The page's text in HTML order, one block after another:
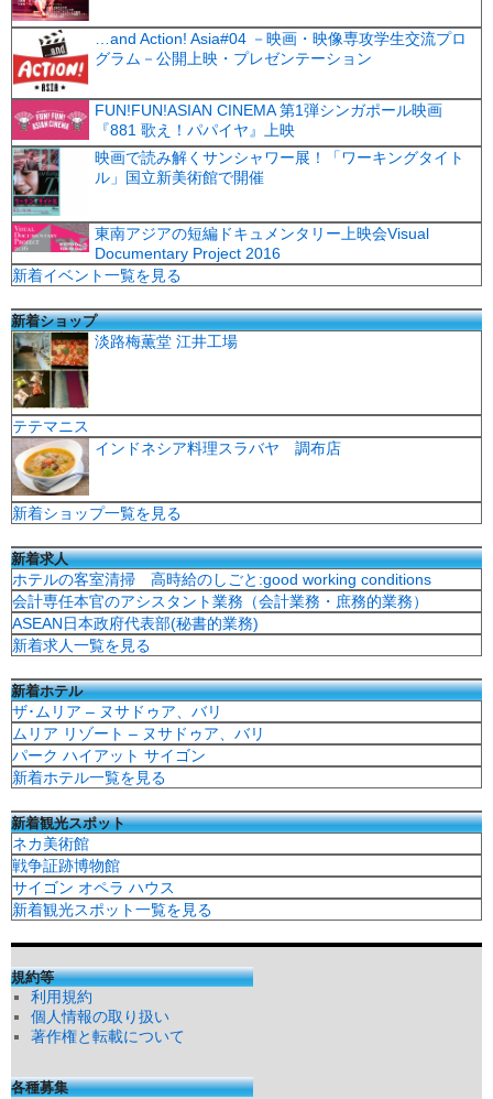
…and Action! Asia#04 －映画・映像専攻学生交流プロ
グラム－公開上映・プレゼンテーション
FUN!FUN!ASIAN CINEMA 第1弾シンガポール映画
『881 歌え！パパイヤ』上映
映画で読み解くサンシャワー展！「ワーキングタイト
ル」国立新美術館で開催
東南アジアの短編ドキュメンタリー上映会Visual
Documentary Project 2016
新着イベント一覧を見る
新着ショップ
淡路梅薫堂 江井工場
テテマニス
インドネシア料理スラバヤ 調布店
新着ショップ一覧を見る
新着求人
ホテルの客室清掃 高時給のしごと:good working conditions
会計専任本官のアシスタント業務（会計業務・庶務的業務）
ASEAN日本政府代表部(秘書的業務)
新着求人一覧を見る
新着ホテル
ザ･ムリア – ヌサドゥア、バリ
ムリア リゾート – ヌサドゥア、バリ
パーク ハイアット サイゴン
新着ホテル一覧を見る
新着観光スポット
ネカ美術館
戦争証跡博物館
サイゴン オペラ ハウス
新着観光スポット一覧を見る
規約等
利用規約
個人情報の取り扱い
著作権と転載について
各種募集